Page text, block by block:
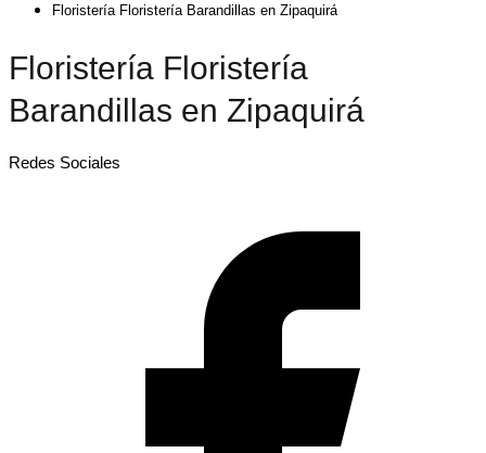
Floristería Floristería Barandillas en Zipaquirá
Floristería Floristería
Barandillas en Zipaquirá
Redes Sociales